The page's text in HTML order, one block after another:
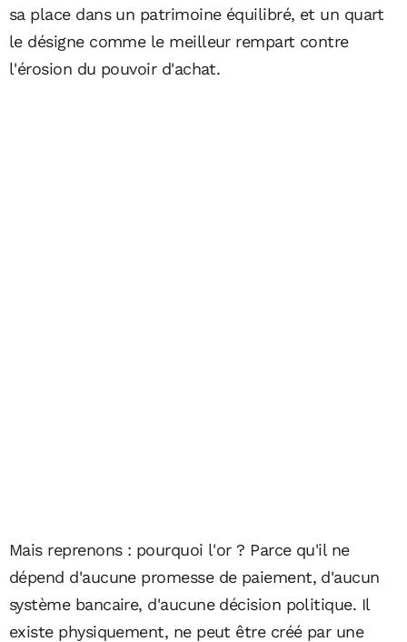
sa place dans un patrimoine équilibré, et un quart
le désigne comme le meilleur rempart contre
l'érosion du pouvoir d'achat.
Mais reprenons : pourquoi l'or ? Parce qu'il ne
dépend d'aucune promesse de paiement, d'aucun
système bancaire, d'aucune décision politique. Il
existe physiquement, ne peut être créé par une